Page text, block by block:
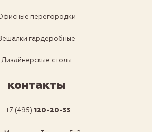
перегородки
гардеробные
Дизайнерскые столы
контакты
+7 (495) 120-20-33